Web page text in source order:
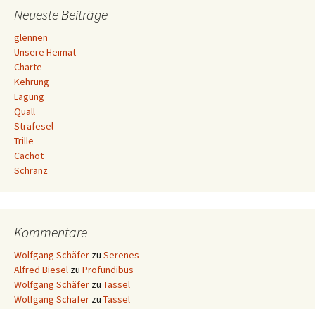
Navigation
Neueste Beiträge
glennen
Unsere Heimat
Charte
Kehrung
Lagung
Quall
Strafesel
Trille
Cachot
Schranz
Kommentare
Wolfgang Schäfer zu Serenes
Alfred Biesel zu Profundibus
Wolfgang Schäfer zu Tassel
Wolfgang Schäfer zu Tassel